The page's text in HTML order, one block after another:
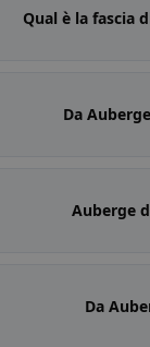
Qual è la fascia
Da
Auberge
Da